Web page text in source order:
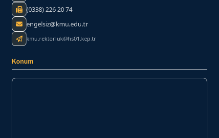
(0338) 226 20 74
engelsiz@kmu.edu.tr
kmu.rektorluk@hs01.kep.tr
Konum